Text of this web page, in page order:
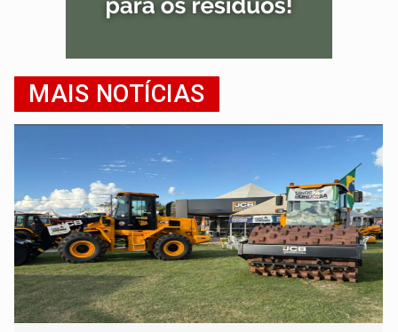
MAIS NOTÍCIAS